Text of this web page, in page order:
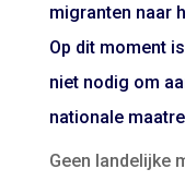
migranten naar
Op dit moment
niet nodig om
nationale
Geen landelijke